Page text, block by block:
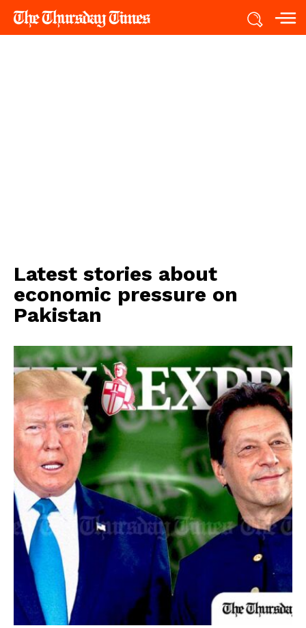
Latest stories about
economic pressure on
Pakistan